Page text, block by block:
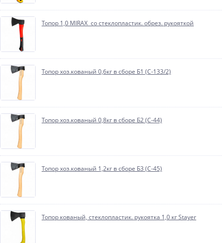
Топор 1,0 MIRAX со стеклопластик. обрез. рукояткой
Топор хоз.кованый 0,6кг в сборе Б1 (С-133/2)
Топор хоз.кованый 0,8кг в сборе Б2 (С-44)
Топор хоз.кованый 1,2кг в сборе Б3 (С-45)
Топор кованый, стеклопластик. рукоятка 1,0 кг Stayer